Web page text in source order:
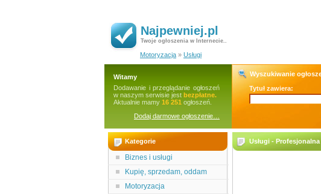
Najpewniej.pl
Twoje ogłoszenia w Internecie..
Motoryzacja » Usługi
Witamy
Dodawanie i przeglądanie ogłoszeń
w naszym serwisie jest bezpłatne.
Aktualnie mamy 16 251 ogłoszeń.
Dodaj darmowe ogłoszenie…
Wyszukiwanie
Tytuł zawiera:
Kategorie
Biznes i usługi
Kupię, sprzedam, oddam
Motoryzacja
Usługi -